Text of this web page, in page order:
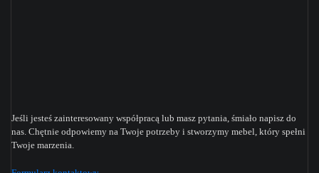
Jeśli jesteś zainteresowany współpracą lub masz pytania, śmiało napisz do
nas. Chętnie odpowiemy na Twoje potrzeby i stworzymy mebel, który spełni
Twoje marzenia.